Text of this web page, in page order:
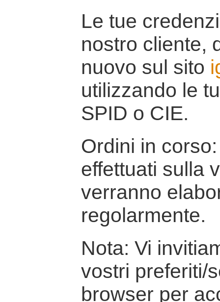
Le tue
nostro cliente,
nuovo sul sito
utilizzando le
SPID o CIE.
Ordini in
effettuati sulla
verranno
regolarmente.
Nota: Vi
vostri preferiti/
browser per